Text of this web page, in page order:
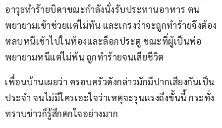
อาวุธทำร้ายบิดาขณะกำลังนั่งรับประทานอาหาร ตน
พยายามเข้าช่วยแต่ไม่ทัน และเกรงว่าจะถูกทำร้ายจึงต้อง
หลบหนีเข้าไปในห้องและล็อกประตู ขณะที่ผู้เป็นพ่อ
พยายามหนีแต่ไม่พ้น ถูกทำร้ายจนเสียชีวิต
เพื่อนบ้านเผยว่า ครอบครัวดังกล่าวมักมีปากเสียงกันเป็น
ประจำ จนไม่มีใครเอะใจว่าเหตุจะรุนแรงถึงขั้นนี้ กระทั่ง
ทราบข่าวก็รู้สึกตกใจอย่างมาก